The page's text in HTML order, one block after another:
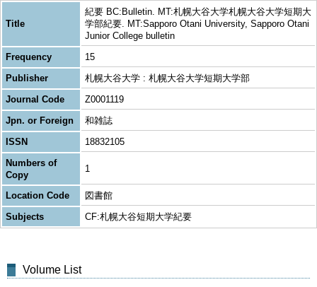
Title
紀要 BC:Bulletin. MT:札幌大谷大学札幌大谷大学短期大
学部紀要. MT:Sapporo Otani University, Sapporo Otani
Junior College bulletin
Frequency
15
Publisher
札幌大谷大学 : 札幌大谷大学短期大学部
Journal Code
Z0001119
Jpn. or Foreign
和雑誌
ISSN
18832105
Numbers of
Copy
1
Location Code
図書館
Subjects
CF:札幌大谷短期大学紀要
Volume List